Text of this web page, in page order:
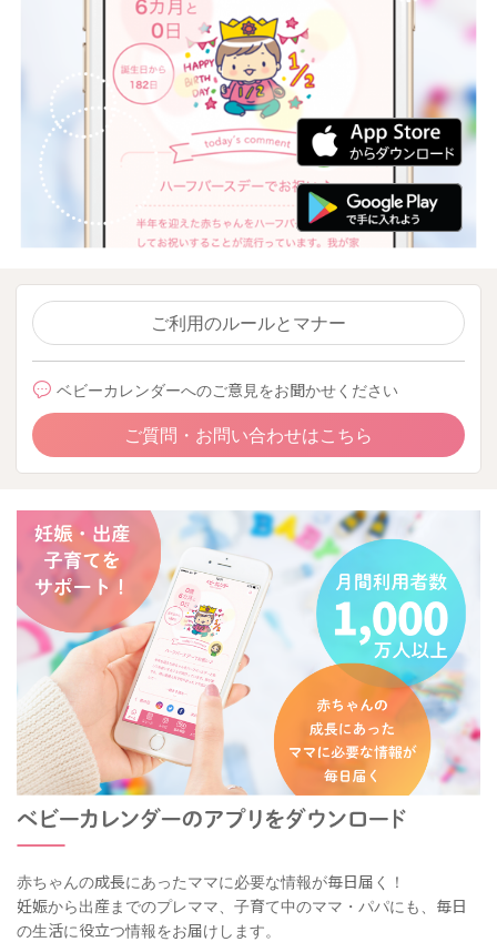
ご利用のルールとマナー
ベビーカレンダーへのご意見をお聞かせください
ご質問・お問い合わせはこちら
赤ちゃんの成長にあったママに必要な情報が毎日届く！
妊娠から出産までのプレママ、子育て中のママ・パパにも、毎日
の生活に役立つ情報をお届けします。